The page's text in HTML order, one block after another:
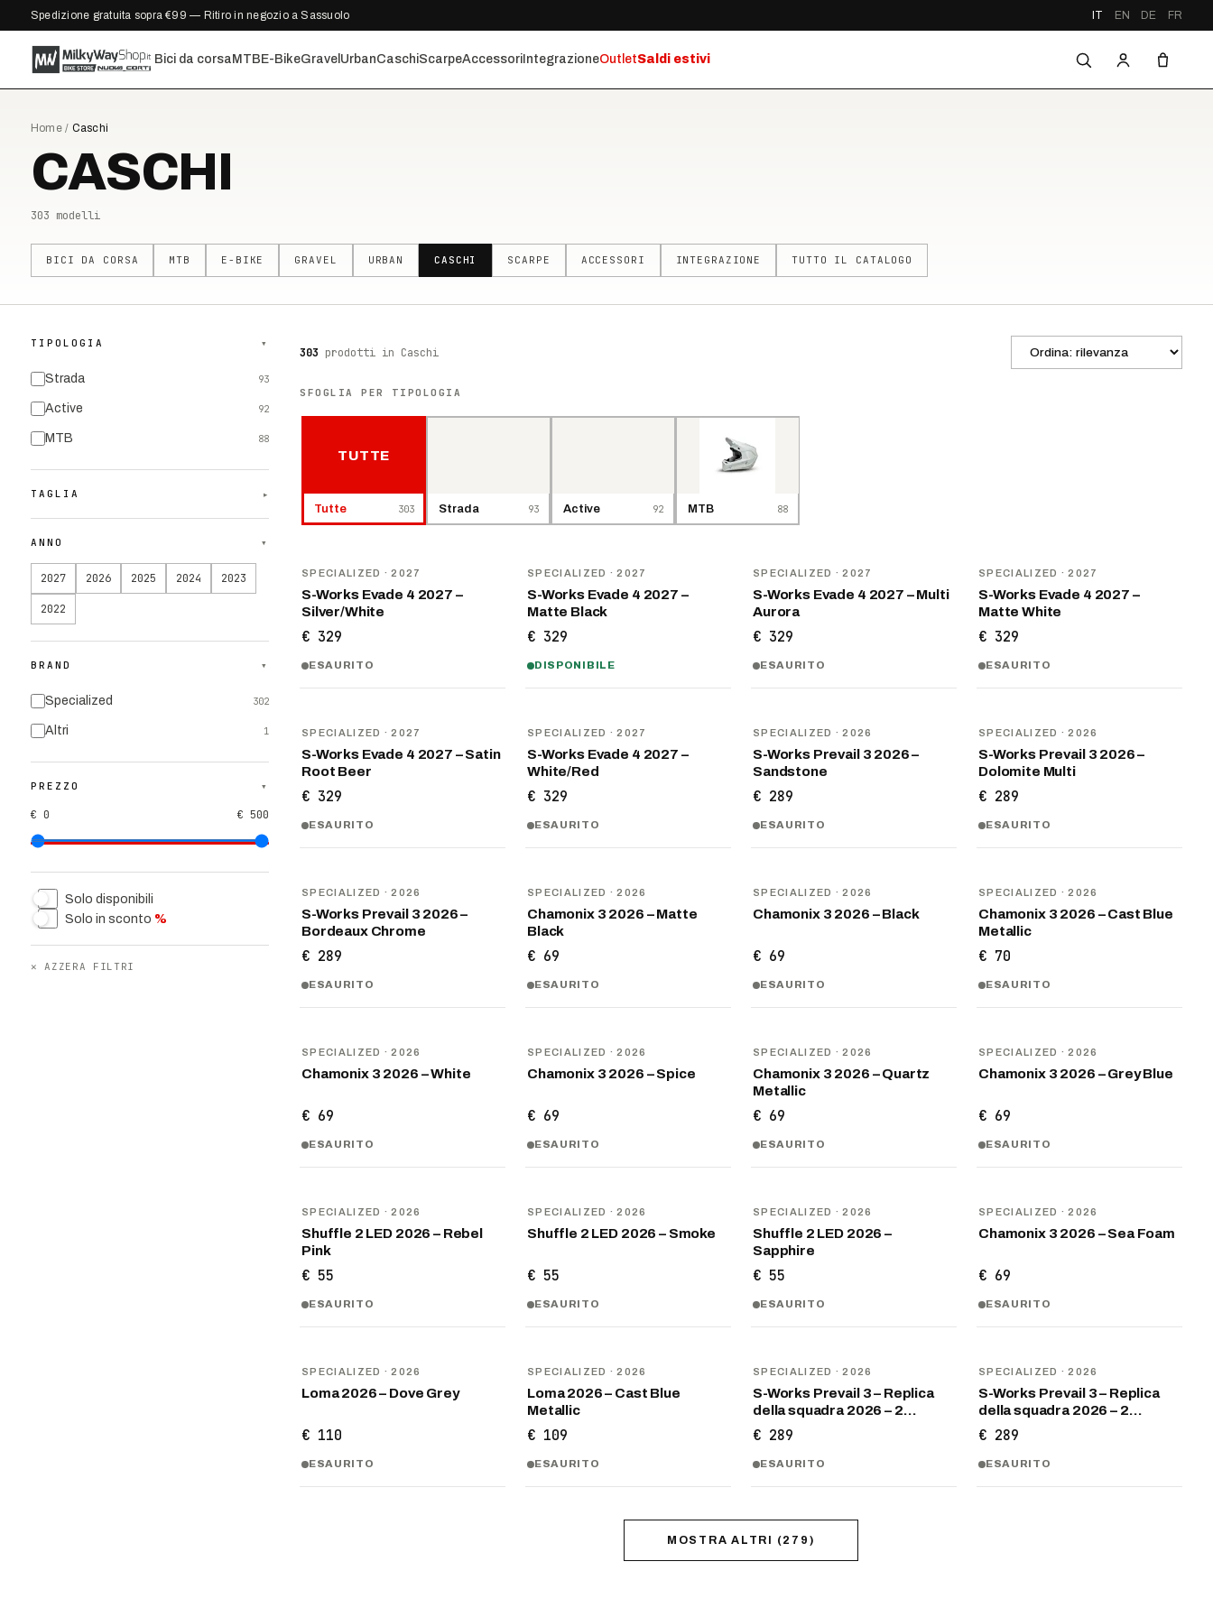
Spedizione gratuita sopra €99 — Ritiro in negozio a Sassuolo IT EN DE FR
Bici da corsa MTB E-BikeGravel UrbanCaschiScarpeAccessoriIntegrazioneOutletSaldi estivi
Home/ Caschi
CASCHI
303 modelli
BICI DA CORSA MTB E-BIKE GRAVEL URBAN CASCHI SCARPE ACCESSORI INTEGRAZIONE TUTTO IL CATALOGO
TIPOLOGIA ▾
Strada 93
Active 92
MTB 88
TAGLIA ▾
ANNO ▾
2027 2026 2025 2024 2023
2022
BRAND ▾
Specialized 302
Altri 1
PREZZO ▾
€ 0 € 500
Solo disponibili
Solo in sconto %
✕AZZERA FILTRI
303 prodotti in Caschi
SFOGLIA PER TIPOLOGIA
TUTTE
Tutte 303 Strada 93 Active 92 MTB 88
SPECIALIZED · 2027
S-Works Evade 4 2027 –
Silver/White
€ 329
ESAURITO
SPECIALIZED · 2027
S-Works Evade 4 2027 –
Matte Black
€ 329
DISPONIBILE
SPECIALIZED · 2027
S-Works Evade 4 2027 – Multi
Aurora
€ 329
ESAURITO
SPECIALIZED · 2027
S-Works Evade 4 2027 –
Matte White
€ 329
ESAURITO
SPECIALIZED · 2027
S-Works Evade 4 2027 – Satin
Root Beer
€ 329
ESAURITO
SPECIALIZED · 2027
S-Works Evade 4 2027 –
White/Red
€ 329
ESAURITO
SPECIALIZED · 2026
S-Works Prevail 3 2026 –
Sandstone
€ 289
ESAURITO
SPECIALIZED · 2026
S-Works Prevail 3 2026 –
Dolomite Multi
€ 289
ESAURITO
SPECIALIZED · 2026
S-Works Prevail 3 2026 –
Bordeaux Chrome
€ 289
ESAURITO
SPECIALIZED · 2026
Chamonix 3 2026 – Matte
Black
€ 69
ESAURITO
SPECIALIZED · 2026
Chamonix 3 2026 – Black
€ 69
ESAURITO
SPECIALIZED · 2026
Chamonix 3 2026 – Cast Blue
Metallic
€ 70
ESAURITO
SPECIALIZED · 2026
Chamonix 3 2026 – White
€ 69
ESAURITO
SPECIALIZED · 2026
Chamonix 3 2026 – Spice
€ 69
ESAURITO
SPECIALIZED · 2026
Chamonix 3 2026 – Quartz
Metallic
€ 69
ESAURITO
SPECIALIZED · 2026
Chamonix 3 2026 – Grey Blue
€ 69
ESAURITO
SPECIALIZED · 2026
Shuffle 2 LED 2026 – Rebel
Pink
€ 55
ESAURITO
SPECIALIZED · 2026
Shuffle 2 LED 2026 – Smoke
€ 55
ESAURITO
SPECIALIZED · 2026
Shuffle 2 LED 2026 –
Sapphire
€ 55
ESAURITO
SPECIALIZED · 2026
Chamonix 3 2026 – Sea Foam
€ 69
ESAURITO
SPECIALIZED · 2026
Loma 2026 – Dove Grey
€ 110
ESAURITO
SPECIALIZED · 2026
Loma 2026 – Cast Blue
Metallic
€ 109
ESAURITO
SPECIALIZED · 2026
S-Works Prevail 3 – Replica
della squadra 2026 – 2…
€ 289
ESAURITO
SPECIALIZED · 2026
S-Works Prevail 3 – Replica
della squadra 2026 – 2…
€ 289
ESAURITO
MOSTRA ALTRI (279 )